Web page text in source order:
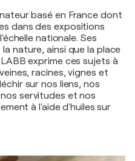
basé en France dont
dans des expositions
nationale. Ses
nature, ainsi que la place
exprime ces sujets à
racines, vignes et
sur nos liens, nos
servitudes et nos
à l'aide d'huiles sur